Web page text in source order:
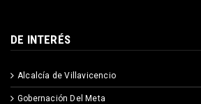
DE INTERÉS
Alcalcía de Villavicencio
Gobernación Del Meta